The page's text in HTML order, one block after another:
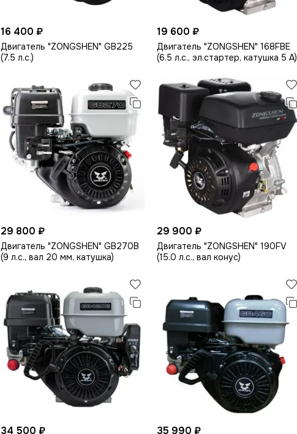
16 400 ₽
Двигатель "ZONGSHEN" GB225
(7.5 л.с.)
19 600 ₽
Двигатель "ZONGSHEN" 168FBE
(6.5 л.с., эл.стартер, катушка 5 А)
29 800 ₽
Двигатель "ZONGSHEN" GB270B
(9 л.с., вал 20 мм, катушка)
29 900 ₽
Двигатель "ZONGSHEN" 190FV
(15.0 л.с., вал конус)
34 500 ₽ 35 990 ₽